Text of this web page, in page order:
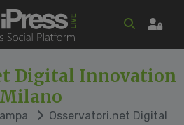
Digital Innovation
Osservatori.net Digital